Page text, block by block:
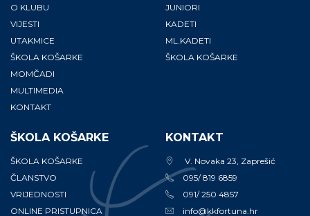
O KLUBU
VIJESTI
UTAKMICE
ŠKOLA KOŠARKE
MOMČADI
MULTIMEDIA
KONTAKT
JUNIORI
KADETI
ML.KADETI
ŠKOLA KOŠARKE
ŠKOLA KOŠARKE
ŠKOLA KOŠARKE
ČLANSTVO
VRIJEDNOSTI
ONLINE PRISTUPNICA
KONTAKT
V. Novaka 23, Zaprešić
095/ 819 6859
091/ 250 4857
info@kkfortuna.hr